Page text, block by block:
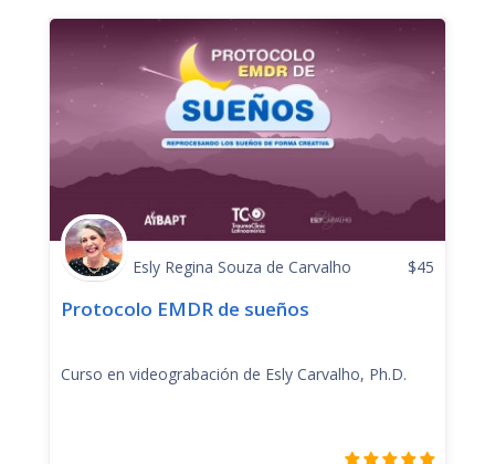
Esly Regina Souza de Carvalho $45
Protocolo EMDR de sueños
Curso en videograbación de Esly Carvalho, Ph.D.